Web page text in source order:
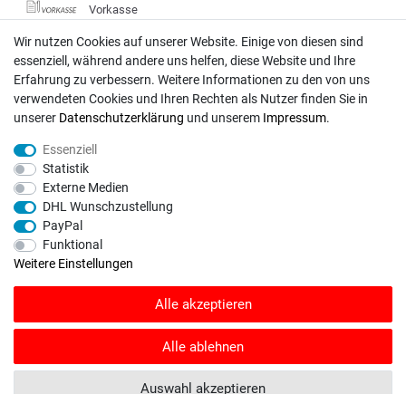
Vorkasse
DHL
Deutsche Post
Bei Fragen wenden Sie sich direkt an unser Service-Team.
info@rasentraktoren-motoren.de
MA-Versand GmbH, 53925 Kall, In der Laach 1-3
SHOPVOTE Bewertungen. SHOPVOTE setzt automatische und manuelle
© Copyright 2026 | Alle Rechte vorbehalten. - Rasentraktoren-Motoren | Realisation
Wir nutzen Cookies auf unserer Website. Einige von diesen sind
essenziell, während andere uns helfen, diese Website und Ihre
Erfahrung zu verbessern. Weitere Informationen zu den von uns
verwendeten Cookies und Ihren Rechten als Nutzer finden Sie in
unserer Daten­schutz­erklärung und unserem Impressum.
Essenziell
Statistik
Externe Medien
DHL Wunschzustellung
PayPal
Funktional
Weitere Einstellungen
Alle akzeptieren
Alle ablehnen
Auswahl akzeptieren